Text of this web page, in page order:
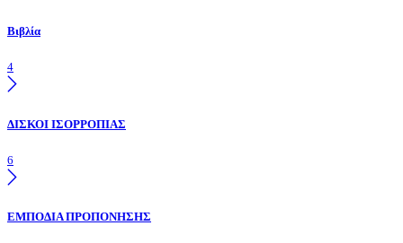
Βιβλία
4
ΔΙΣΚΟΙ ΙΣΟΡΡΟΠΙΑΣ
6
ΕΜΠΟΔΙΑ ΠΡΟΠΟΝΗΣΗΣ